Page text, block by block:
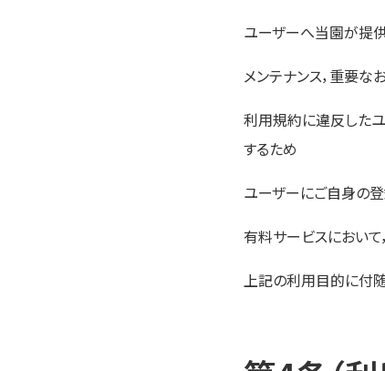
ユーザーへ当園が提
メンテナンス，重要
利用規約に違反した
するため
ユーザーにご自身の
有料サービスにおい
上記の利用目的に付